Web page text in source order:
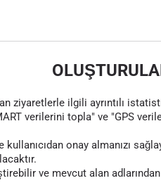
ziyaretlerle ilgili ayrıntılı
verilerini topla" ve "GPS
onay almanızı
ve mevcut alan